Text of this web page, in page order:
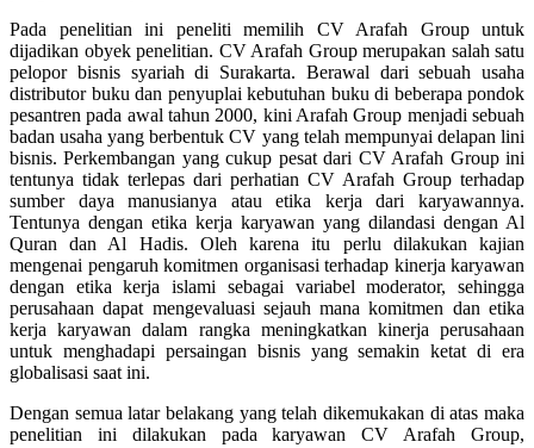
Pada penelitian ini peneliti memilih CV Arafah Group untuk
dijadikan obyek penelitian. CV Arafah Group merupakan salah satu
pelopor bisnis syariah di Surakarta. Berawal dari sebuah usaha
distributor buku dan penyuplai kebutuhan buku di beberapa pondok
pesantren pada awal tahun 2000, kini Arafah Group menjadi sebuah
badan usaha yang berbentuk CV yang telah mempunyai delapan lini
bisnis. Perkembangan yang cukup pesat dari CV Arafah Group ini
tentunya tidak terlepas dari perhatian CV Arafah Group terhadap
sumber daya manusianya atau etika kerja dari karyawannya.
Tentunya dengan etika kerja karyawan yang dilandasi dengan Al
Quran dan Al Hadis. Oleh karena itu perlu dilakukan kajian
mengenai pengaruh komitmen organisasi terhadap kinerja karyawan
dengan etika kerja islami sebagai variabel moderator, sehingga
perusahaan dapat mengevaluasi sejauh mana komitmen dan etika
kerja karyawan dalam rangka meningkatkan kinerja perusahaan
untuk menghadapi persaingan bisnis yang semakin ketat di era
globalisasi saat ini.
Dengan semua latar belakang yang telah dikemukakan di atas maka
penelitian ini dilakukan pada karyawan CV Arafah Group,